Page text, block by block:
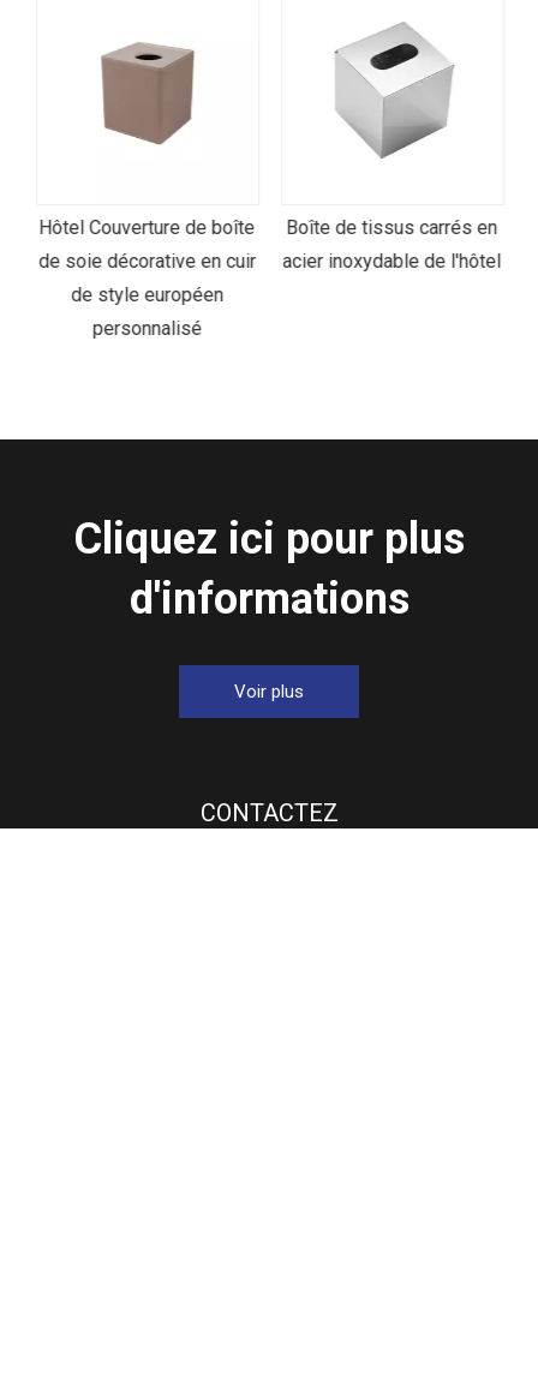
Hôtel Couverture de boîte
de soie décorative en cuir
de style européen
personnalisé
Boîte de tissus carrés en
acier inoxydable de l'hôtel
Cliquez ici pour plus
d'informations
Voir plus
CONTACTEZ